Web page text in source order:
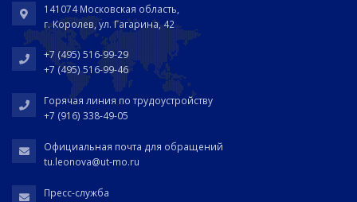
141074 Московская область,
г. Королев, ул. Гагарина, 42
+7 (495) 516-99-29
+7 (495) 516-99-46
Горячая линия по трудоустройству
+7 (916) 338-49-05
Официальная почта для обращений
tu.leonova@ut-mo.ru
Пресс-служба